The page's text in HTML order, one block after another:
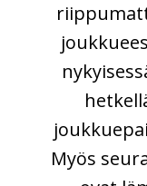
Myös